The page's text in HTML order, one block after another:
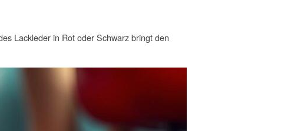
Lackleder in Rot oder Schwarz bringt den